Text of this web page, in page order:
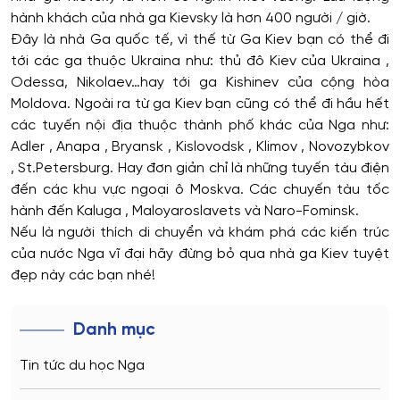
hành khách của nhà ga Kievsky là hơn 400 người / giờ.
Đây là nhà Ga quốc tế, vì thế từ Ga Kiev bạn có thể đi
tới các ga thuộc Ukraina như: thủ đô Kiev của Ukraina ,
Odessa, Nikolaev…hay tới ga Kishinev của cộng hòa
Moldova. Ngoài ra từ ga Kiev bạn cũng có thể đi hầu hết
các tuyến nội địa thuộc thành phố khác của Nga như:
Adler , Anapa , Bryansk , Kislovodsk , Klimov , Novozybkov
, St.Petersburg. Hay đơn giản chỉ là những tuyến tàu điện
đến các khu vực ngoại ô Moskva. Các chuyến tàu tốc
hành đến Kaluga , Maloyaroslavets và Naro-Fominsk.
Nếu là người thích di chuyển và khám phá các kiến trúc
của nước Nga vĩ đại hãy đừng bỏ qua nhà ga Kiev tuyệt
đẹp này các bạn nhé!
Danh mục
Tin tức du học Nga